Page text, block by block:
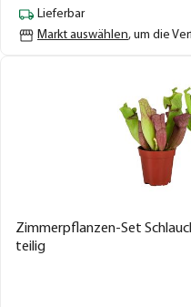
Lieferbar
Markt auswählen, um die
Zimmerpflanzen-Set
teilig